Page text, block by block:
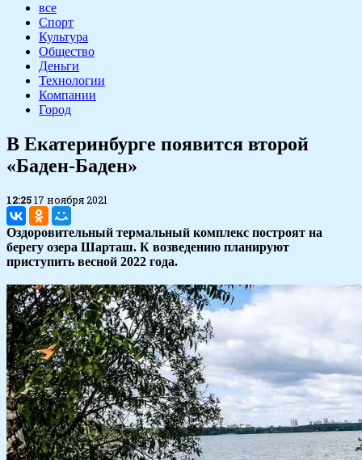
все
Спорт
Культура
Общество
Деньги
Технологии
Компании
Город
В Екатеринбурге появится второй
«Баден-Баден»
12:2517 ноября 2021
Оздоровительный термальный комплекс построят на
берегу озера Шарташ. К возведению планируют
приступить весной 2022 года.